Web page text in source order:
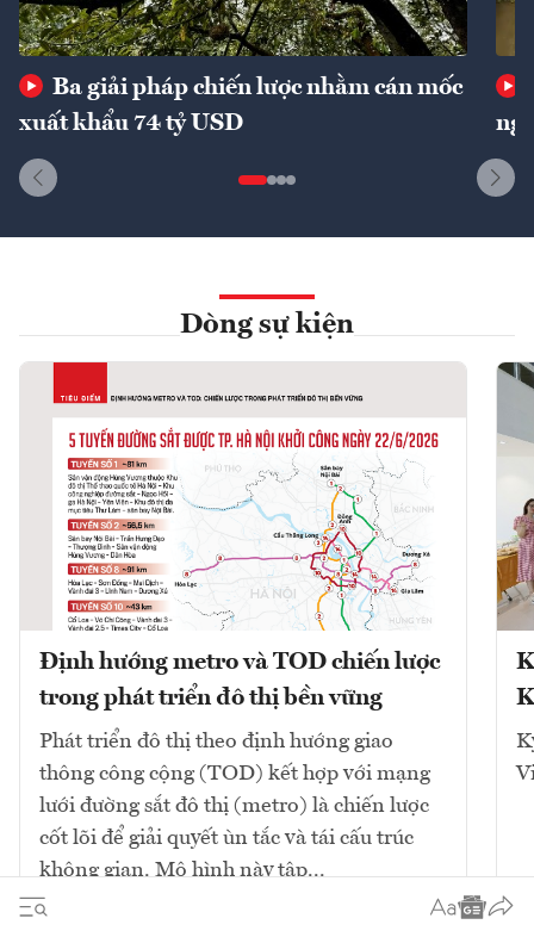
Ba giải pháp chiến lược nhằm cán mốc
xuất khẩu 74 tỷ USD
Dòng sự kiện
Định hướng metro và TOD chiến lược
trong phát triển đô thị bền vững
Phát triển đô thị theo định hướng giao
thông công cộng (TOD) kết hợp với mạng
lưới đường sắt đô thị (metro) là chiến lược
cốt lõi để giải quyết ùn tắc và tái cấu trúc
không gian. Mô hình này tập...
10